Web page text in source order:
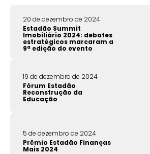
20 de dezembro de 2024
Estadão Summit
Imobiliário 2024: debates
estratégicos marcaram a
9ª edição do evento
19 de dezembro de 2024
Fórum Estadão
Reconstrução da
Educação
5 de dezembro de 2024
Prêmio Estadão Finanças
Mais 2024